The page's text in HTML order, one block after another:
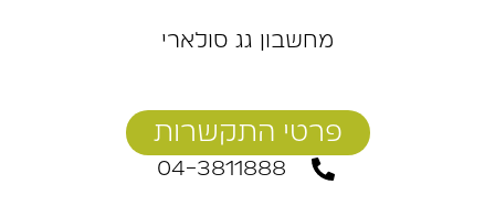
מחשבון גג סולארי
פרטי התקשרות
04-3811888